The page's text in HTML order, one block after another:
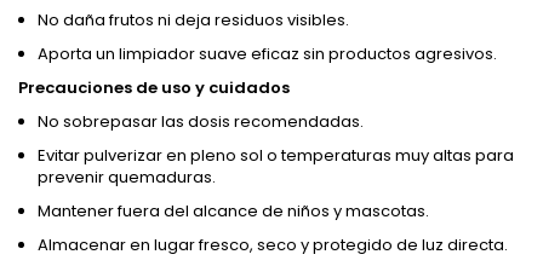
No daña frutos ni deja residuos visibles.
Aporta un limpiador suave eficaz sin productos agresivos.
Precauciones de uso y cuidados
No sobrepasar las dosis recomendadas.
Evitar pulverizar en pleno sol o temperaturas muy altas para
prevenir quemaduras.
Mantener fuera del alcance de niños y mascotas.
Almacenar en lugar fresco, seco y protegido de luz directa.